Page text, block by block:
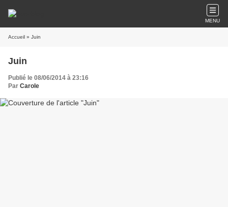
MENU
Accueil » Juin
Juin
Publié le 08/06/2014 à 23:16
Par Carole